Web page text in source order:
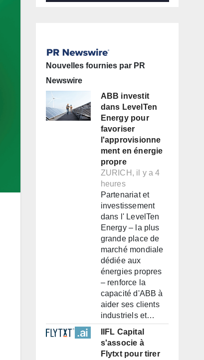
Nouvelles fournies par PR
Newswire
ABB investit
dans LevelTen
Energy pour
favoriser
l'approvisionne
ment en énergie
propre
ZURICH, il y a 4
heures
Partenariat et
investissement
dans l' LevelTen
Energy – la plus
grande place de
marché mondiale
dédiée aux
énergies propres
– renforce la
capacité d'ABB à
aider ses clients
industriels et…
IIFL Capital
s'associe à
Flytxt pour tirer